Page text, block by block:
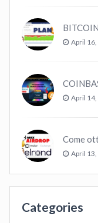
April
April
April
Categories